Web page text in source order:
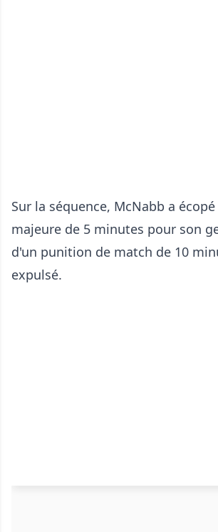
Sur la séquence, McNabb a
majeure de 5 minutes pour son
d'un punition de match de 10
expulsé.